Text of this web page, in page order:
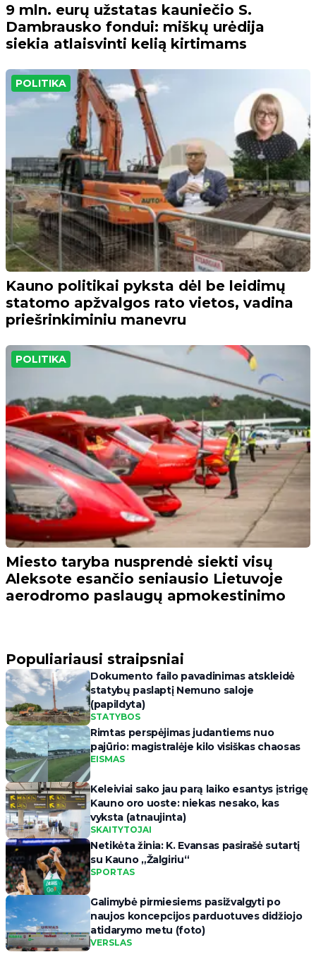
9 mln. eurų užstatas kauniečio S.
Dambrausko fondui: miškų urėdija
siekia atlaisvinti kelią kirtimams
POLITIKA
Kauno politikai pyksta dėl be leidimų
statomo apžvalgos rato vietos, vadina
priešrinkiminiu manevru
POLITIKA
Miesto taryba nusprendė siekti visų
Aleksote esančio seniausio Lietuvoje
aerodromo paslaugų apmokestinimo
Populiariausi straipsniai
Dokumento failo pavadinimas atskleidė
statybų paslaptį Nemuno saloje
(papildyta)
STATYBOS
Rimtas perspėjimas judantiems nuo
pajūrio: magistralėje kilo visiškas chaosas
EISMAS
Keleiviai sako jau parą laiko esantys įstrigę
Kauno oro uoste: niekas nesako, kas
vyksta (atnaujinta)
SKAITYTOJAI
Netikėta žinia: K. Evansas pasirašė sutartį
su Kauno „Žalgiriu“
SPORTAS
Galimybė pirmiesiems pasižvalgyti po
naujos koncepcijos parduotuves didžiojo
atidarymo metu (foto)
VERSLAS